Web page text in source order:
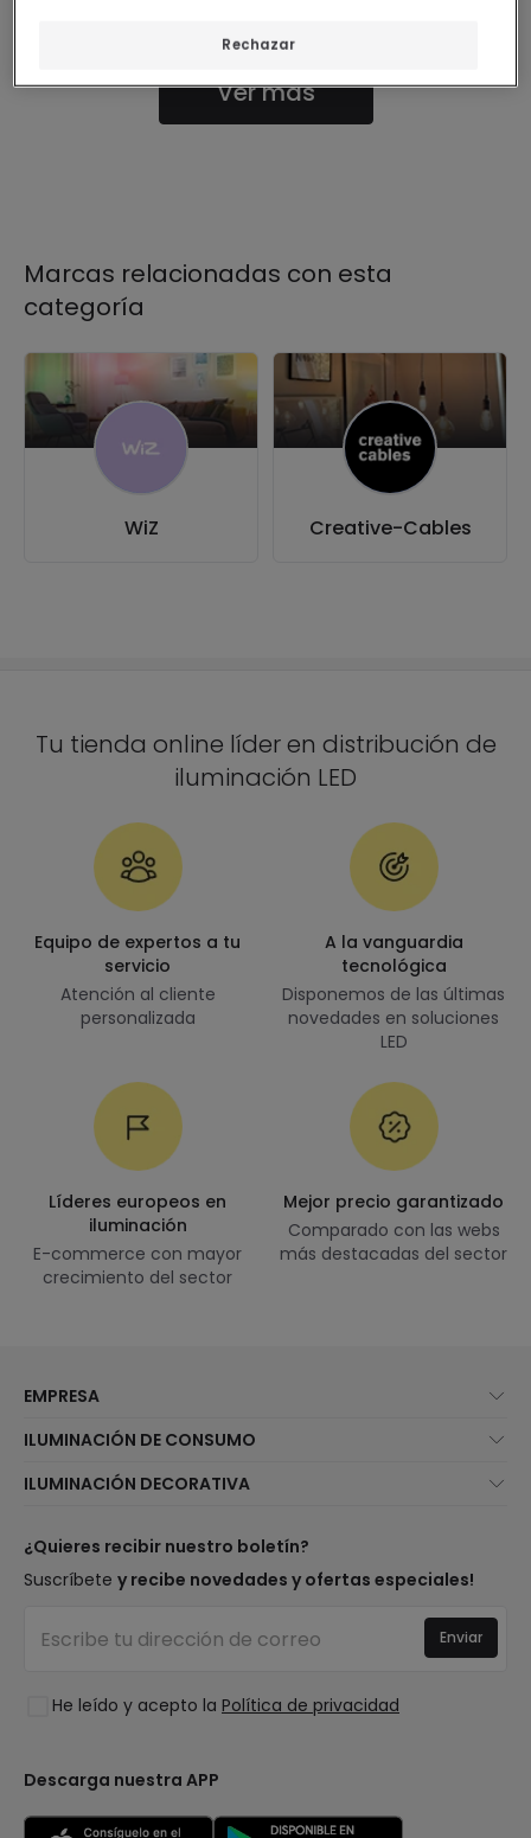
Ver más
Marcas relacionadas con esta
categoría
WiZ Creative-Cables
Tu tienda online líder en distribución de
iluminación LED
Equipo de expertos a tu
servicio
Atención al cliente
personalizada
A la vanguardia
tecnológica
Disponemos de las últimas
novedades en soluciones
LED
Líderes europeos en
iluminación
E-commerce con mayor
crecimiento del sector
Mejor precio garantizado
Comparado con las webs
más destacadas del sector
EMPRESA
Atención al cliente
Métodos de envío
¿Eres profesional?
Tiendas
Preguntas frecuentes
Iniciar sesión
ILUMINACIÓN DE CONSUMO
Marcas
Presupuestos
Iluminación para empresas
ILUMINACIÓN DECORATIVA
Top Marcas
Espacios
Colecciones
LoveYouGreen
¿Quieres recibir nuestro boletín?
Suscríbete y recibe novedades y ofertas especiales!
He leído y acepto la Política de privacidad
Enviar
Descarga nuestra APP
Rechazar